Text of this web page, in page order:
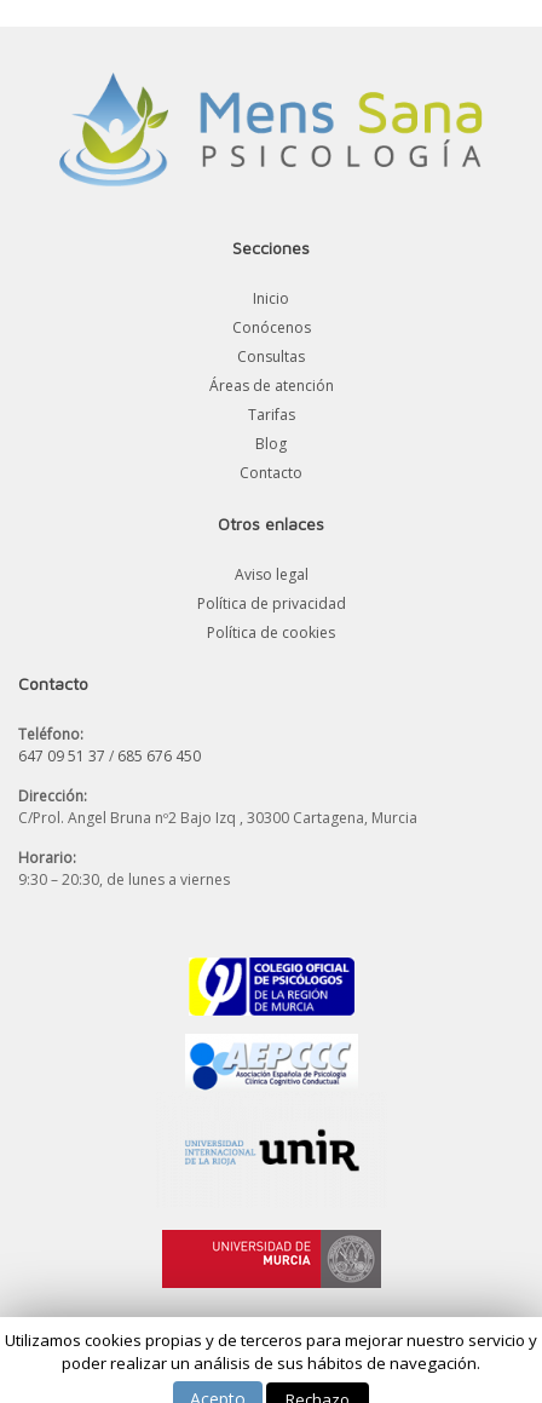
Secciones
Inicio
Conócenos
Consultas
Áreas de atención
Tarifas
Blog
Contacto
Otros enlaces
Aviso legal
Política de privacidad
Política de cookies
Contacto
Teléfono:
647 09 51 37 / 685 676 450
Dirección:
C/Prol. Angel Bruna nº2 Bajo Izq , 30300 Cartagena, Murcia
Horario:
9:30 – 20:30, de lunes a viernes
© 2018 Psicología Mens Sana - Diseño web porAirearte Diseño Web
Utilizamos cookies propias y de terceros para mejorar nuestro servicio y
poder realizar un análisis de sus hábitos de navegación.